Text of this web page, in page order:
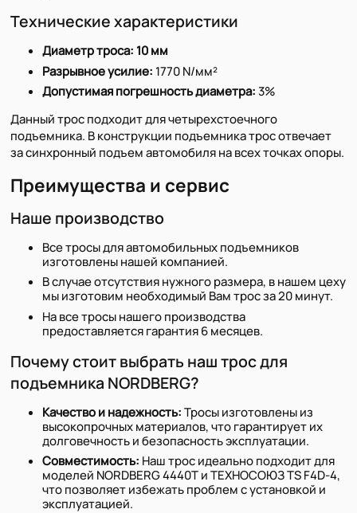
Технические характеристики
Диаметр троса: 10 мм
Разрывное усилие: 1770 N/мм²
Допустимая погрешность диаметра:3%
Данный трос подходит для четырехстоечного
подъемника. В конструкции подъемника трос отвечает
за синхронный подъем автомобиля на всех точках опоры.
Преимущества и сервис
Наше производство
Все тросы для автомобильных подъемников
изготовлены нашей компанией.
В случае отсутствия нужного размера, в нашем цеху
мы изготовим необходимый Вам трос за 20 минут.
На все тросы нашего производства
предоставляется гарантия 6 месяцев.
Почему стоит выбрать наш трос для
подъемника NORDBERG?
Качество и надежность:Тросы изготовлены из
высокопрочных материалов, что гарантирует их
долговечность и безопасность эксплуатации.
Совместимость: Наш трос идеально подходит для
моделей NORDBERG 4440T и ТЕХНОСОЮЗ TS F4D-4,
что позволяет избежать проблем с установкой и
эксплуатацией.